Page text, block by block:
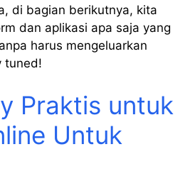
di bagian berikutnya, kita
dan aplikasi apa saja yang
harus mengeluarkan
tuned!
Praktis untuk
Untuk